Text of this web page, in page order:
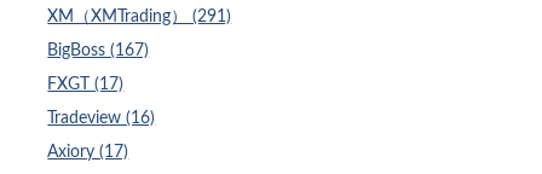
XM（XMTrading） (291)
BigBoss (167)
FXGT (17)
Tradeview (16)
Axiory (17)